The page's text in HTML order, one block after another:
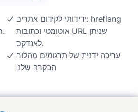
תרגומים בלתי מוגבלים.
ידידותי לקידום אתרים: hreflang
אוטומטי וכתובות URL שניתן
לאנדקס.
עריכה ידנית של תרגומים מהלוח
הבקרה שלנו